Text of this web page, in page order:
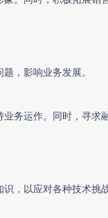
，影响业务发展。
务运作。同时，寻求
，以应对各种技术挑战